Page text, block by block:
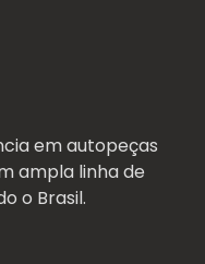
em autopeças
ampla linha de
o Brasil.